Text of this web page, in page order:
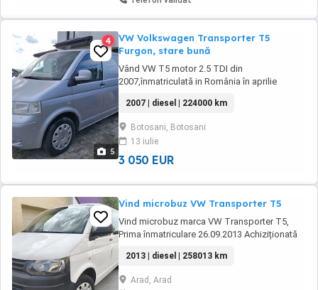
5
4
VW Volkswagen Transporter T5
Furgon, stare bună
Vând VW T5 motor 2.5 TDI din
2007,înmatriculată in România în aprilie
este 3050 euro, usor negociabil, sau cu
autoturism la schimb... Nr telefon:
2007 | diesel | 224000 km
Botosani, Botosani
13 iulie
3 050 EUR
Vind microbuz VW Transporter T5
Vind microbuz marca VW Transporter T5,
Prima înmatriculare 26.09.2013 Achiziționată
Km rulați 258013 Motor diesel Cutie manuala
Culoare alb 9 locuri. Climatizare Cauciucuri noi
all seasons Putere 1968 cm,75 kw,102 CP
2013 | diesel | 258013 km
Arad, Arad